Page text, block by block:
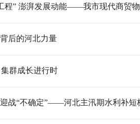
后的河北力量
群成长进行时
迎战“不确定”——河北主汛期水利补短